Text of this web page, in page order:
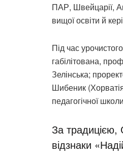
ПАР, Швейцарії,
вищої освіти й
Під час
габілітована,
Зелінська;
Шибеник
педагогічної
За
відзнаки